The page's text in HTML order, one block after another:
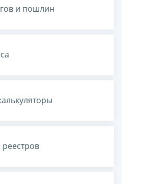
и пошлин